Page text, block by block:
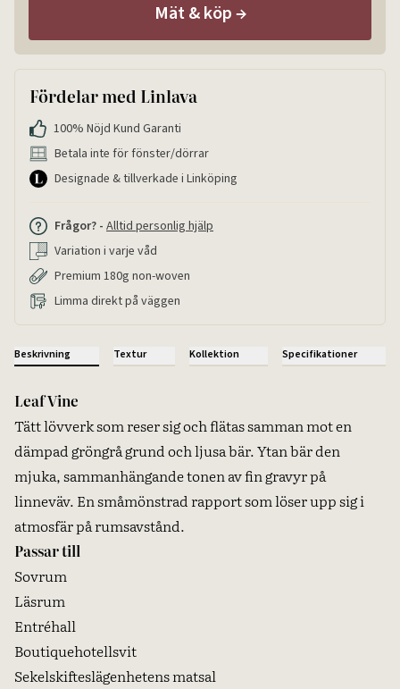
Mät & köp→
Fördelar med Linlava
100% Nöjd Kund Garanti
Betala inte för fönster/dörrar
Designade & tillverkade i Linköping
Frågor? - Alltid personlig hjälp
Variation i varje våd
Premium 180g non-woven
Limma direkt på väggen
Beskrivning Textur Kollektion Specifikationer
Leaf Vine
Tätt lövverk som reser sig och flätas samman mot en
dämpad gröngrå grund och ljusa bär. Ytan bär den
mjuka, sammanhängande tonen av fin gravyr på
linneväv. En småmönstrad rapport som löser upp sig i
atmosfär på rumsavstånd.
Passar till
Sovrum
Läsrum
Entréhall
Boutiquehotellsvit
Sekelskifteslägenhetens matsal